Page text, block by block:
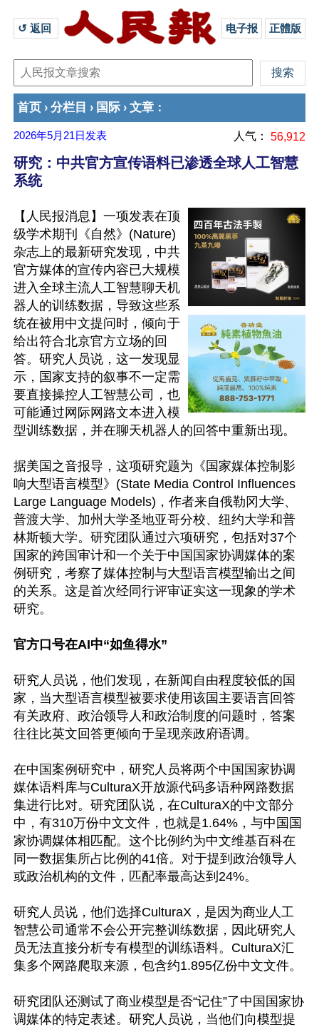
↺ 返回 电子报 正體版
首页 › 分栏目 › 国际 › 文章 ：
2026年5月21日 发表 人气： 56,912
研究：中共官方宣传语料已渗透全球人工智慧
系统
【人民报消息】一项发表在顶
级学术期刊《自然》(Nature)
杂志上的最新研究发现，中共
官方媒体的宣传内容已大规模
进入全球主流人工智慧聊天机
器人的训练数据，导致这些系
统在被用中文提问时，倾向于
给出符合北京官方立场的回
答。研究人员说，这一发现显
示，国家支持的叙事不一定需
要直接操控人工智慧公司，也
可能通过网际网路文本进入模
型训练数据，并在聊天机器人的回答中重新出现。
据美国之音报导，这项研究题为《国家媒体控制影
响大型语言模型》(State Media Control Influences
Large Language Models)，作者来自俄勒冈大学、
普渡大学、加州大学圣地亚哥分校、纽约大学和普
林斯顿大学。研究团队通过六项研究，包括对37个
国家的跨国审计和一个关于中国国家协调媒体的案
例研究，考察了媒体控制与大型语言模型输出之间
的关系。这是首次经同行评审证实这一现象的学术
研究。
官方口号在AI中“如鱼得水”
研究人员说，他们发现，在新闻自由程度较低的国
家，当大型语言模型被要求使用该国主要语言回答
有关政府、政治领导人和政治制度的问题时，答案
往往比英文回答更倾向于呈现亲政府语调。
在中国案例研究中，研究人员将两个中国国家协调
媒体语料库与CulturaX开放源代码多语种网路数据
集进行比对。研究团队说，在CulturaX的中文部分
中，有310万份中文文件，也就是1.64%，与中国国
家协调媒体相匹配。这个比例约为中文维基百科在
同一数据集所占比例的41倍。对于提到政治领导人
或政治机构的文件，匹配率最高达到24%。
研究人员说，他们选择CulturaX，是因为商业人工
智慧公司通常不会公开完整训练数据，因此研究人
员无法直接分析专有模型的训练语料。CulturaX汇
集多个网路爬取来源，包含约1.895亿份中文文件。
研究团队还测试了商业模型是否“记住”了中国国家协
调媒体的特定表述。研究人员说，当他们向模型提